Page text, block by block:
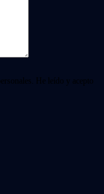
He leído y acepto